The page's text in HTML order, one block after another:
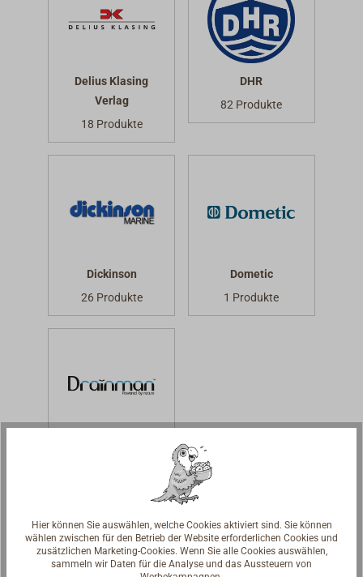
Delius Klasing
Verlag
18 Produkte
DHR
82 Produkte
Dickinson
26 Produkte
Dometic
1 Produkte
E
Hier können Sie auswählen, welche Cookies aktiviert sind. Sie können
wählen zwischen für den Betrieb der Website erforderlichen Cookies und
zusätzlichen Marketing-Cookies. Wenn Sie alle Cookies auswählen,
sammeln wir Daten für die Analyse und das Aussteuern von